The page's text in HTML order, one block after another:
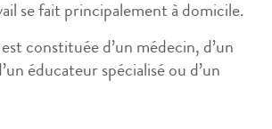
se fait principalement à domicile.
est constituée d’un médecin, d’un
éducateur spécialisé ou d’un